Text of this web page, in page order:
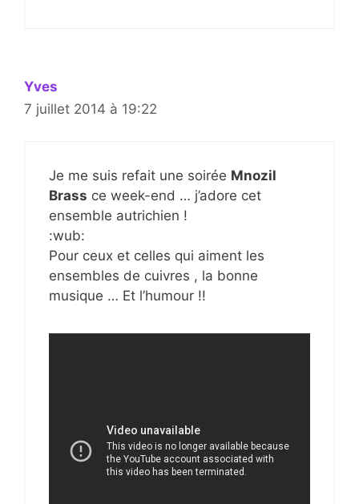
Yves
7 juillet 2014 à 19:22
Je me suis refait une soirée Mnozil
Brass ce week-end … j’adore cet
ensemble autrichien !
:wub:
Pour ceux et celles qui aiment les
ensembles de cuivres , la bonne
musique … Et l’humour !!